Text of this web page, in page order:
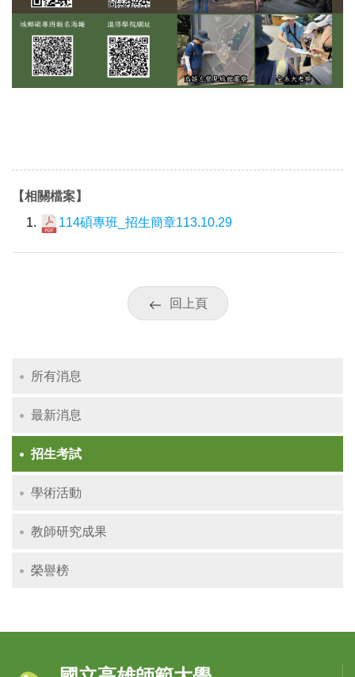
【相關檔案】
114碩專班_招生簡章113.10.29
回上頁
所有消息
最新消息
招生考試
學術活動
教師研究成果
榮譽榜